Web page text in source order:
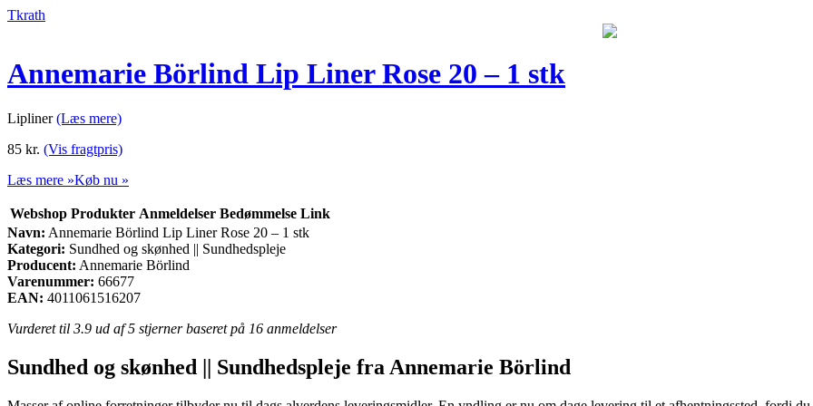
Tkrath
Annemarie Börlind Lip Liner Rose 20 – 1 stk
Lipliner(Læs mere)
85 kr. (Vis fragtpris)
Læs mere »Køb nu »
Webshop Produkter Anmeldelser Bedømmelse Link
Navn: Annemarie Börlind Lip Liner Rose 20 – 1 stk
Kategori: Sundhed og skønhed || Sundhedspleje
Producent: Annemarie Börlind
Varenummer: 66677
EAN: 4011061516207
Vurderet til 3.9 ud af 5 stjerner baseret på 16 anmeldelser
Sundhed og skønhed || Sundhedspleje fra Annemarie Börlind